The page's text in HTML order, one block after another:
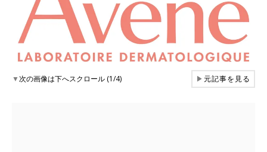
▼次の画像は下へスクロール (1/4) ▶元記事を見る